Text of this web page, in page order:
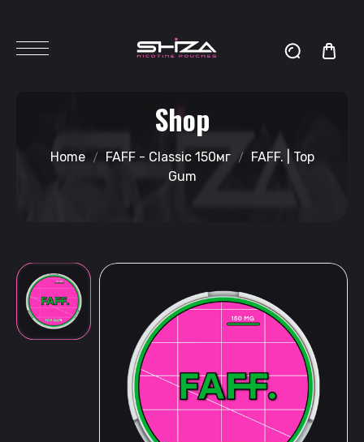
Shop
Home FAFF - Classic 150мг
FAFF. | Top
Gum